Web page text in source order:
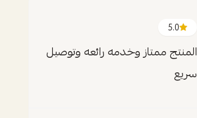
5.0
المنتج ممتاز وخدمه رائعه وتوصيل
سريع